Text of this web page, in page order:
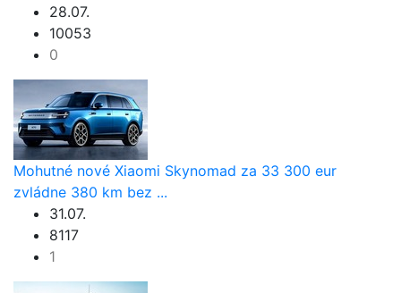
28.07.
10053
0
Mohutné nové Xiaomi Skynomad za 33 300 eur
zvládne 380 km bez ...
31.07.
8117
1